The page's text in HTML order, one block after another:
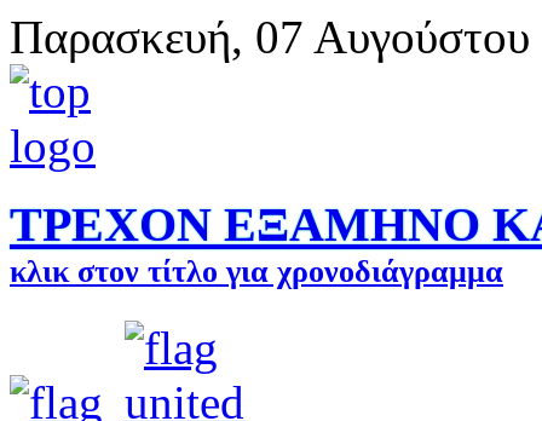
Παρασκευή, 07
ΤΡΕΧΟΝ ΕΞΑΜΗΝΟ
κλικ στον τίτλο για χρονοδιάγραμμα